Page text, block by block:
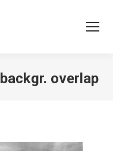
overlap